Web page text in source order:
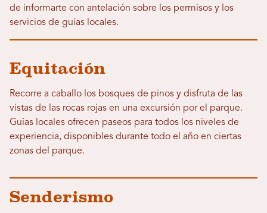
de informarte con antelación sobre los permisos y los
servicios de guías locales.
Equitación
Recorre a caballo los bosques de pinos y disfruta de las
vistas de las rocas rojas en una excursión por el parque.
Guías locales ofrecen paseos para todos los niveles de
experiencia, disponibles durante todo el año en ciertas
zonas del parque.
Senderismo